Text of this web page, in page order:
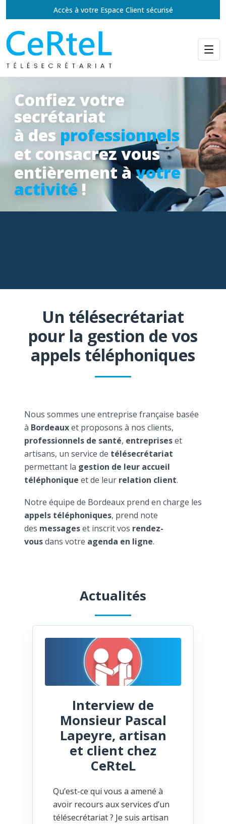
Accès à votre Espace Client sécurisé
Confiez votre
secrétariat
à des professionnels
et consacrez vous
entièrement àvotre
activité !
Un télésecrétariat
pour la gestion de vos
appels téléphoniques
Nous sommes une entreprise française basée
à Bordeauxet proposons à nos clients,
professionnels de santé, entrepriseset
artisans, un service de télésecrétariat
permettant la gestion de leur accueil
téléphonique et de leur relation client.
Notre équipe de Bordeaux prend en charge les
appels téléphoniques, prend note
des messageset inscrit vos rendez-
vousdans votre agenda en ligne.
Actualités
Interview de
Monsieur Pascal
Lapeyre, artisan
et client chez
CeRteL
Qu’est-ce qui vous a amené à
avoir recours aux services d’un
télésecrétariat ? Je suis artisan